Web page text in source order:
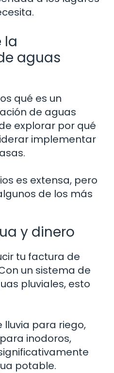
la
aguas
qué es un
de aguas
explorar por qué
implementar
es extensa, pero
de los más
y dinero
tu factura de
un sistema de
pluviales, esto
lluvia para riego,
inodoros,
potable.